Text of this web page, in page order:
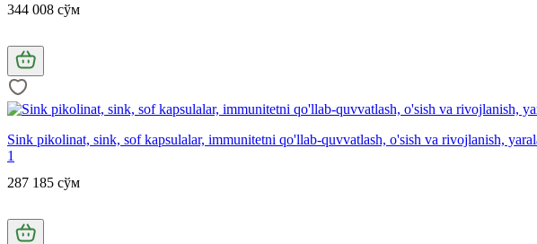
344 008 сўм
Sink pikolinat, sink, sof kapsulalar, immunitetni qo'llab-quvvatlash, o'sish va rivojlanish,
1
287 185 сўм